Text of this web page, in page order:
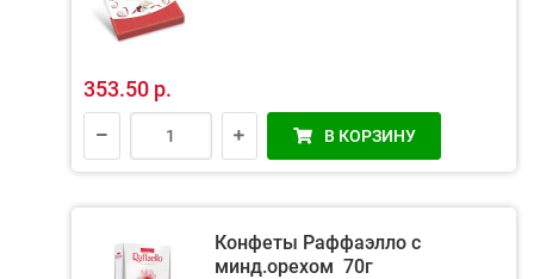
353.50 р.
В КОРЗИНУ
Конфеты Раффаэлло с
минд.орехом 70г